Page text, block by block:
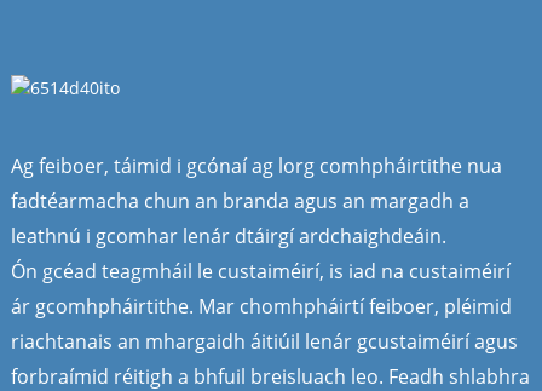
Ag feiboer, táimid i gcónaí ag lorg comhpháirtithe nua
fadtéarmacha chun an branda agus an margadh a
leathnú i gcomhar lenár dtáirgí ardchaighdeáin.
Ón gcéad teagmháil le custaiméirí, is iad na custaiméirí
ár gcomhpháirtithe. Mar chomhpháirtí feiboer, pléimid
riachtanais an mhargaidh áitiúil lenár gcustaiméirí agus
forbraímid réitigh a bhfuil breisluach leo. Feadh shlabhra